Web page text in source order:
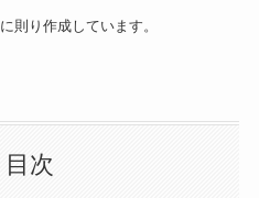
に則り作成しています。
目次